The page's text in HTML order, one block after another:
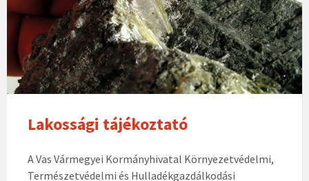
Lakossági tájékoztató
A Vas Vármegyei Kormányhivatal Környezetvédelmi,
Természetvédelmi és Hulladékgazdálkodási